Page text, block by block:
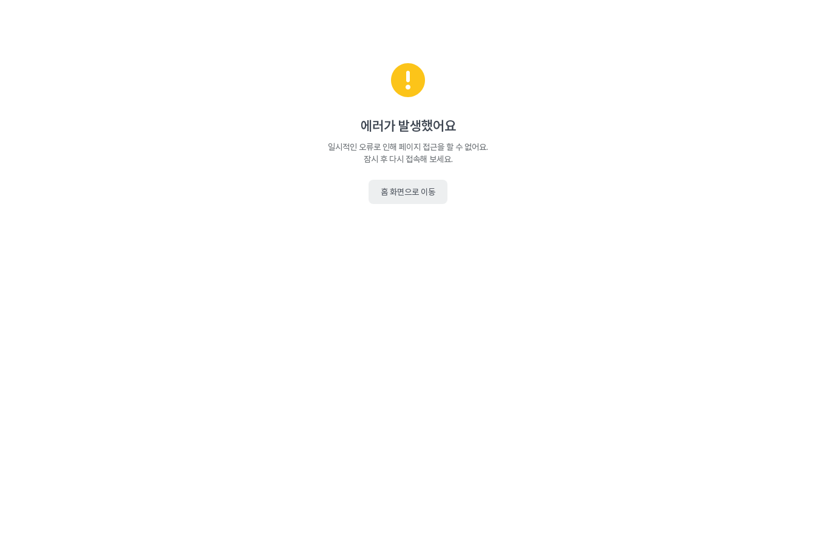
에러가 발생했어요
일시적인 오류로 인해 페이지 접근을 할 수 없어요.
잠시 후 다시 접속해 보세요.
홈 화면으로 이동